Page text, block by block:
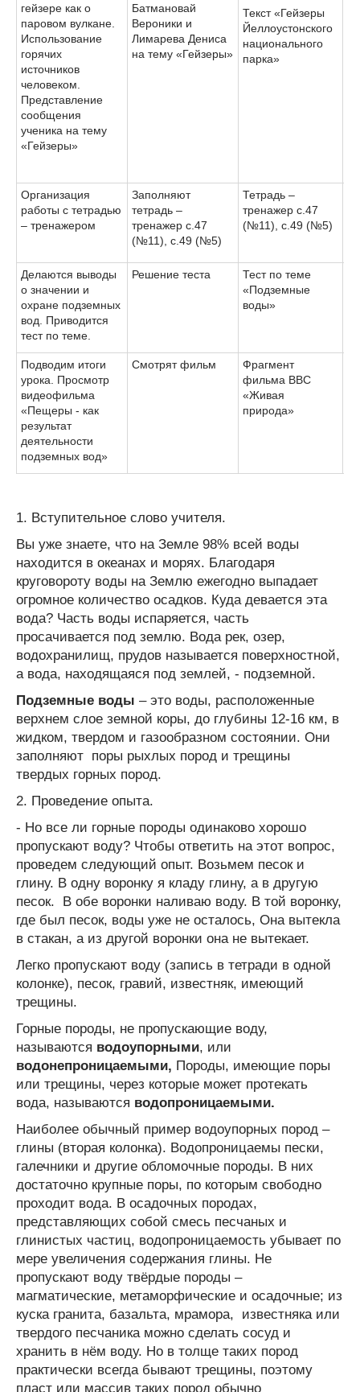
гейзере как о
паровом вулкане.
Использование
горячих
источников
человеком.
Представление
сообщения
ученика на тему
«Гейзеры»
Батмановай
Вероники и
Лимарева Дениса
на тему «Гейзеры»
Текст «Гейзеры
Йеллоустонского
национального
парка»
Организация
работы с тетрадью
– тренажером
Заполняют
тетрадь –
тренажер с.47
(№11), с.49 (№5)
Тетрадь –
тренажер с.47
(№11), с.49 (№5)
Делаются выводы
о значении и
охране подземных
вод. Приводится
тест по теме.
Решение теста
Тест по теме
«Подземные
воды»
Подводим итоги
урока. Просмотр
видеофильма
«Пещеры - как
результат
деятельности
подземных вод»
Смотрят фильм
Фрагмент
фильма ВВС
«Живая
природа»
1. Вступительное слово учителя.
Вы уже знаете, что на Земле 98% всей воды
находится в океанах и морях. Благодаря
круговороту воды на Землю ежегодно выпадает
огромное количество осадков. Куда девается эта
вода? Часть воды испаряется, часть
просачивается под землю. Вода рек, озер,
водохранилищ, прудов называется поверхностной,
а вода, находящаяся под землей, - подземной.
Подземные воды – это воды, расположенные
верхнем слое земной коры, до глубины 12-16 км, в
жидком, твердом и газообразном состоянии. Они
заполняют поры рыхлых пород и трещины
твердых горных пород.
2. Проведение опыта.
- Но все ли горные породы одинаково хорошо
пропускают воду? Чтобы ответить на этот вопрос,
проведем следующий опыт. Возьмем песок и
глину. В одну воронку я кладу глину, а в другую
песок. В обе воронки наливаю воду. В той воронку,
где был песок, воды уже не осталось, Она вытекла
в стакан, а из другой воронки она не вытекает.
Легко пропускают воду (запись в тетради в одной
колонке), песок, гравий, известняк, имеющий
трещины.
Горные породы, не пропускающие воду,
называются водоупорными, или
водонепроницаемыми, Породы, имеющие поры
или трещины, через которые может протекать
вода, называются водопроницаемыми.
Наиболее обычный пример водоупорных пород –
глины (вторая колонка). Водопроницаемы пески,
галечники и другие обломочные породы. В них
достаточно крупные поры, по которым свободно
проходит вода. В осадочных породах,
представляющих собой смесь песчаных и
глинистых частиц, водопроницаемость убывает по
мере увеличения содержания глины. Не
пропускают воду твёрдые породы –
магматические, метаморфические и осадочные; из
куска гранита, базальта, мрамора, известняка или
твердого песчаника можно сделать сосуд и
хранить в нём воду. Но в толще таких пород
практически всегда бывают трещины, поэтому
пласт или массив таких пород обычно